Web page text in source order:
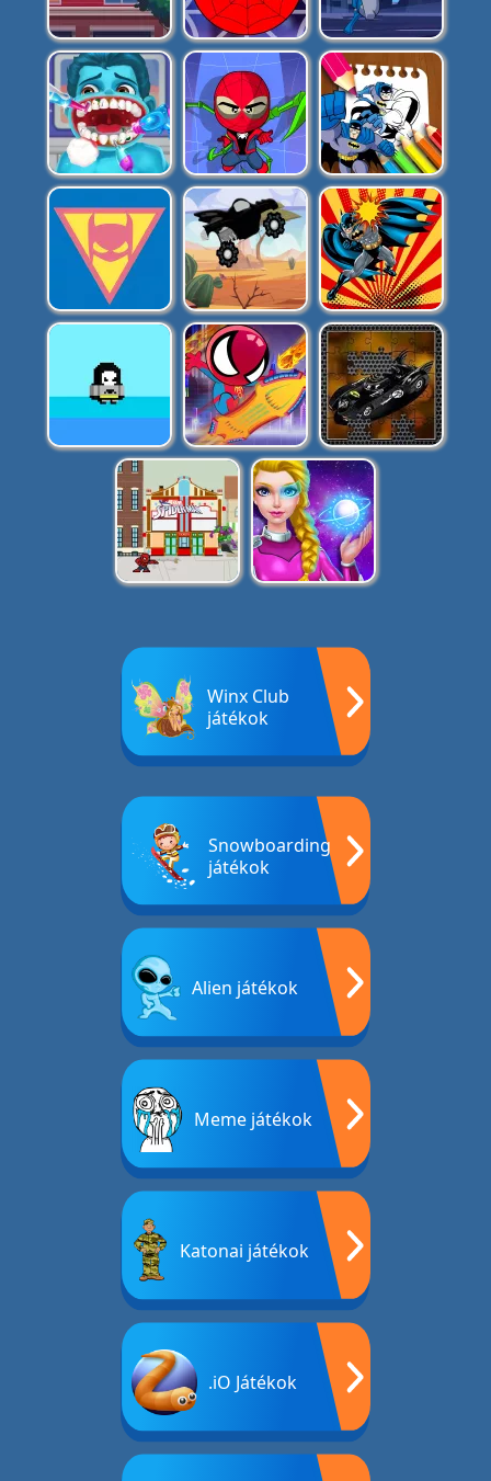
Winx Club
játékok
Snowboarding
játékok
Alien játékok
Meme játékok
Katonai játékok
.iO Játékok